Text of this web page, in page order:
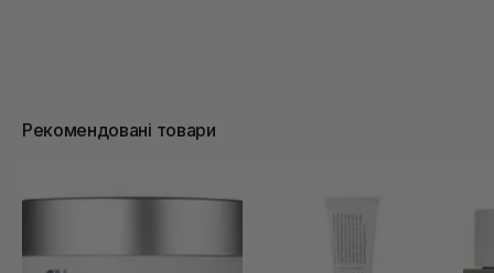
Рекомендовані товари